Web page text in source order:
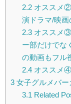
2.2オススメ②
演ドラマ/映画
2.3オススメ
ー部だけでな
の動画もフル
2.4オススメ
3 女子グルメバ
3.1 Related